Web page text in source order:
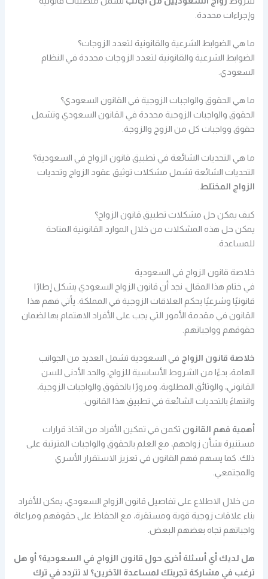
وإجراءات محددة.
ما هي الضوابط الشرعية والقانونية لتعدد الزوجات؟
الضوابط الشرعية والقانونية لتعدد الزوجات محددة في النظام
السعودي.
ما هي الحقوق والواجبات الزوجية في القانون السعودي؟
الحقوق والواجبات الزوجية محددة في القانون السعودي وتشمل
حقوق وواجبات كل من الزوج والزوجة.
ما هي التحديات الشائعة في تطبيق قانون الزواج في السعودية؟
التحديات الشائعة تشمل مشكلات توثيق عقود الزواج وتحديات
الزواج المختلط
كيف يمكن حل مشكلات تطبيق قانون الزواج؟
يمكن حل هذه المشكلات من خلال الموارد القانونية المتاحة
للمساعدة.
خلاصة قانون الزواج في السعودية
في ختام هذا المقال، نجد أن قانون الزواج السعودي يشكل إطارًا
قانونيًا وشرعيًا يحكم العلاقات الزوجية في المملكة. يأتي فهم هذا
القانون في مقدمة الأمور التي يجب على الأفراد الاهتمام بها لضمان
حقوقهم وواجباتهم.
خلاصة قانون الزواج في السعودية تشمل العديد من الجوانب
الهامة، بدءًا من الشروط الأساسية للزواج، والحد الأدنى للسن
القانوني، والوثائق المطلوبة، ومرورًا بالحقوق والواجبات الزوجية،
وانتهاءً بالتحديات الشائعة في تطبيق هذا القانون.
أهمية فهم القانون تكمن في تمكين الأفراد من اتخاذ قرارات
مستنيرة بشأن زواجهم، مع العلم بالحقوق والواجبات المترتبة على
ذلك. كما يسهم فهم القانون في تعزيز الاستقرار الأسري
والمجتمعي.
من خلال الاطلاع على تفاصيل قانون الزواج السعودي، يمكن للأفراد
بناء علاقات زوجية قوية ومستقرة، مع الحفاظ على حقوقهم ومراعاة
واجباتهم تجاه بعضهم البعض.
هل لديك أي أسئلة أخرى حول قانون الزواج في السعودية؟ أو هل
ترغب في مشاركة تجربتك لمساعدة الآخرين؟ لا تتردد في ترك